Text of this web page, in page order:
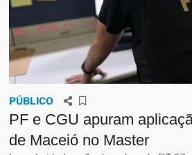
PÚBLICO
PF e CGU apuram
de Maceió no Master